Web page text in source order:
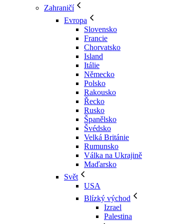
Zahraničí
Evropa
Slovensko
Francie
Chorvatsko
Island
Itálie
Německo
Polsko
Rakousko
Řecko
Rusko
Španělsko
Švédsko
Velká Británie
Rumunsko
Válka na Ukrajině
Maďarsko
Svět
USA
Blízký východ
Izrael
Palestina